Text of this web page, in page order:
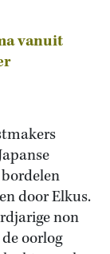
vanuit
door Elkus.
non
oorlog